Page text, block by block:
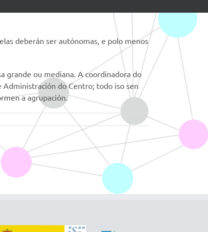
deberán ser autónomas, e polo menos
grande ou mediana. A coordinadora do
Administración do Centro; todo iso sen
a agrupación.